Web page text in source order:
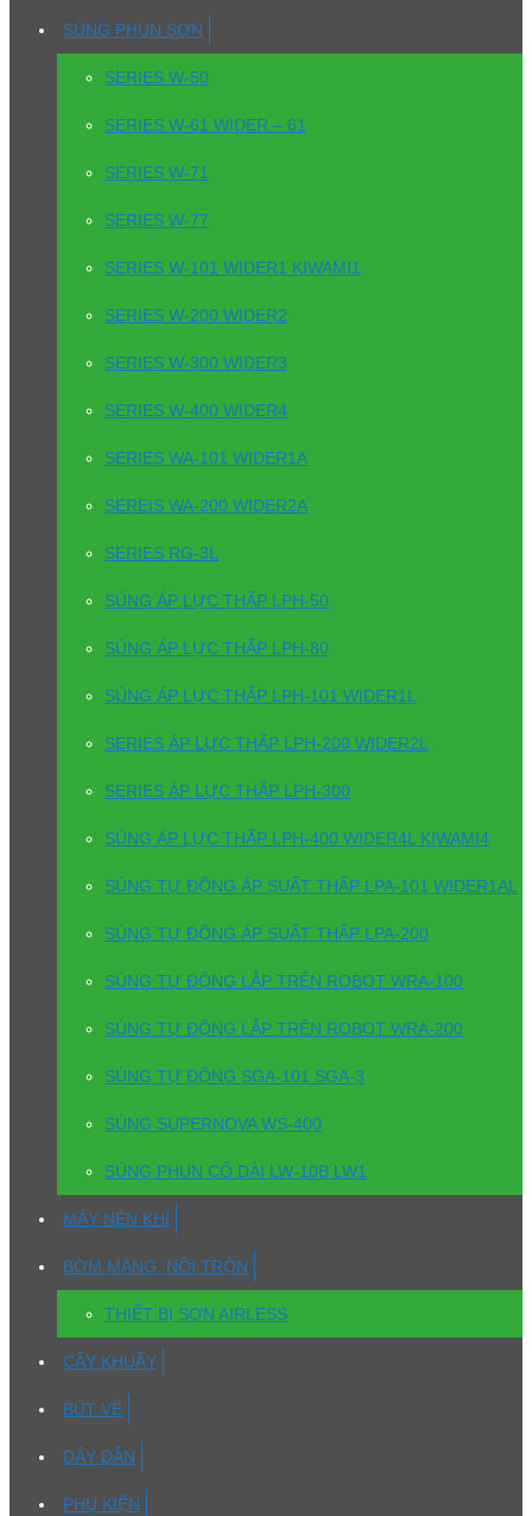
SÚNG PHUN SƠN
SERIES W-50
SERIES W-61 WIDER – 61
SERIES W-71
SERIES W-77
SERIES W-101 WIDER1 KIWAMI1
SERIES W-200 WIDER2
SERIES W-300 WIDER3
SERIES W-400 WIDER4
SERIES WA-101 WIDER1A
SEREIS WA-200 WIDER2A
SERIES RG-3L
SÚNG ÁP LỰC THẤP LPH-50
SÚNG ÁP LỰC THẤP LPH-80
SÚNG ÁP LỰC THẤP LPH-101 WIDER1L
SERIES ÁP LỰC THẤP LPH-200 WIDER2L
SERIES ÁP LỰC THẤP LPH-300
SÚNG ÁP LỰC THẤP LPH-400 WIDER4L KIWAMI4
SÚNG TỰ ĐỘNG ÁP SUẤT THẤP LPA-101 WIDER1AL
SÚNG TỰ ĐỘNG ÁP SUẤT THẤP LPA-200
SÚNG TỰ ĐỘNG LẮP TRÊN ROBOT WRA-100
SÚNG TỰ ĐỘNG LẮP TRÊN ROBOT WRA-200
SÚNG TỰ ĐỘNG SGA-101 SGA-3
SÚNG SUPERNOVA WS-400
SÚNG PHUN CỔ DÀI LW-10B LW1
MÁY NÉN KHÍ
BƠM MÀNG, NỒI TRỘN
THIẾT BỊ SƠN AIRLESS
CÂY KHUẤY
BÚT VẼ
DÂY DẪN
PHỤ KIỆN